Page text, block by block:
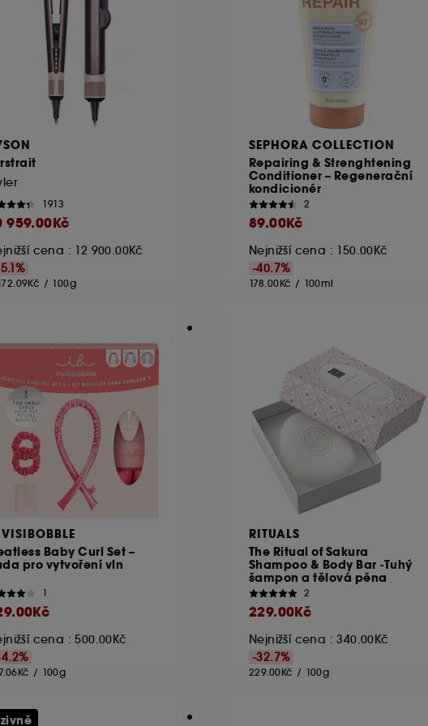
1913
959.00Kč
cena : 12 900.00Kč
/ 100g
SEPHORA COLLECTION
Repairing & Strenghtening
Conditioner – Regenerační
kondicionér
2
89.00Kč
Nejnižší cena : 150.00Kč
-40.7%
178.00Kč / 100ml
Baby Curl Set –
pro vytvoření vln
1
cena : 500.00Kč
/ 100g
RITUALS
The Ritual of Sakura
Shampoo & Body Bar -Tuhý
šampon a tělová pěna
2
229.00Kč
Nejnižší cena : 340.00Kč
-32.7%
229.00Kč / 100g